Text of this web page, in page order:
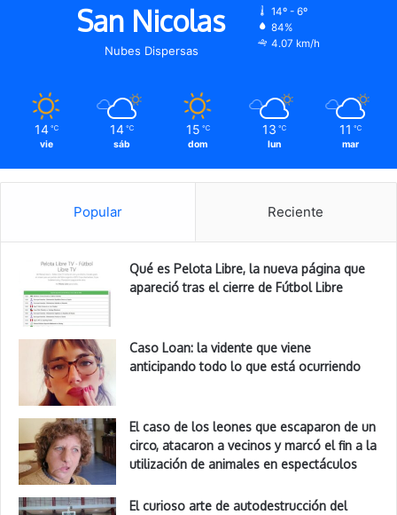
San Nicolas
Nubes Dispersas
14º - 6º
84%
4.07 km/h
14 ℃
vie
14 ℃
sáb
15 ℃
dom
13 ℃
lun
11 ℃
mar
Popular Reciente
Qué es Pelota Libre, la nueva página que
apareció tras el cierre de Fútbol Libre
Caso Loan: la vidente que viene
anticipando todo lo que está ocurriendo
El caso de los leones que escaparon de un
circo, atacaron a vecinos y marcó el fin a la
utilización de animales en espectáculos
El curioso arte de autodestrucción del